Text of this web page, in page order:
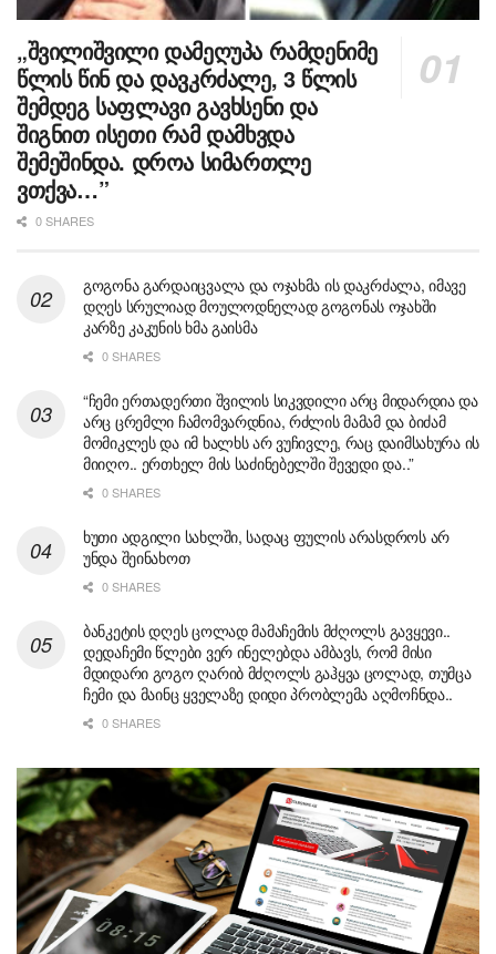
„შვილიშვილი დამეღუპა რამდენიმე
წლის წინ და დავკრძალე, 3 წლის
შემდეგ საფლავი გავხსენი და
შიგნით ისეთი რამ დამხვდა
შემეშინდა. დროა სიმართლე
ვთქვა…”
0 SHARES
გოგონა გარდაიცვალა და ოჯახმა ის დაკრძალა, იმავე
დღეს სრულიად მოულოდნელად გოგონას ოჯახში
კარზე კაკუნის ხმა გაისმა
0 SHARES
“ჩემი ერთადერთი შვილის სიკვდილი არც მიდარდია და
არც ცრემლი ჩამომვარდნია, რძლის მამამ და ბიძამ
მომიკლეს და იმ ხალხს არ ვუჩივლე, რაც დაიმსახურა ის
მიიღო.. ერთხელ მის საძინებელში შევედი და..”
0 SHARES
ხუთი ადგილი სახლში, სადაც ფულის არასდროს არ
უნდა შეინახოთ
0 SHARES
ბანკეტის დღეს ცოლად მამაჩემის მძღოლს გავყევი..
დედაჩემი წლები ვერ ინელებდა ამბავს, რომ მისი
მდიდარი გოგო ღარიბ მძღოლს გაჰყვა ცოლად, თუმცა
ჩემი და მაინც ყველაზე დიდი პრობლემა აღმოჩნდა..
0 SHARES